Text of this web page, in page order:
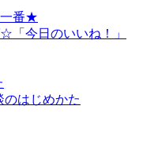
一番★
「今日のいいね！」
のはじめかた